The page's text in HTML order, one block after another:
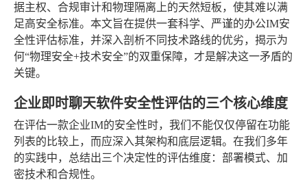
据主权、合规审计和物理隔离上的天然短板，使其难以满
足高安全标准。本文旨在提供一套科学、严谨的办公IM安
全性评估标准，并深入剖析不同技术路线的优劣，揭示为
何“物理安全+技术安全”的双重保障，才是解决这一矛盾的
关键。
企业即时聊天软件安全性评估的三个核心维度
在评估一款企业IM的安全性时，我们不能仅仅停留在功能
列表的比较上，而应深入其架构和底层逻辑。在我们多年
的实践中，总结出三个决定性的评估维度：部署模式、加
密技术和合规性。